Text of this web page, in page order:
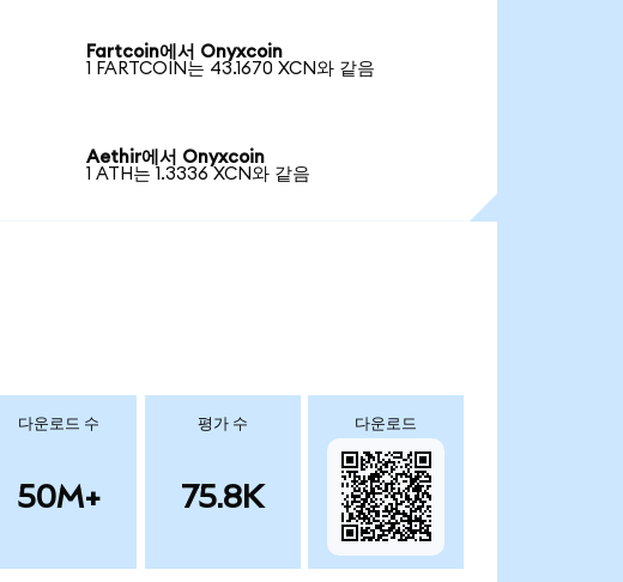
Fartcoin에서 Onyxcoin
1 FARTCOIN는 43.1670 XCN와 같음
Aethir에서 Onyxcoin
1 ATH는 1.3336 XCN와 같음
다운로드 수
50M+
평가 수
75.8K
다운로드